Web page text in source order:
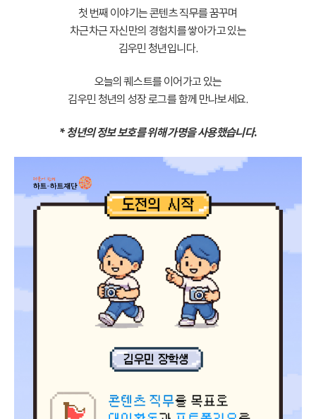
첫 번째 이야기는 콘텐츠 직무를 꿈꾸며
차근차근 자신만의 경험치를 쌓아가고 있는
김우민 청년입니다.
오늘의 퀘스트를 이어가고 있는
김우민 청년의 성장 로그를 함께 만나보세요.
* 청년의 정보 보호를 위해 가명을 사용했습니다.